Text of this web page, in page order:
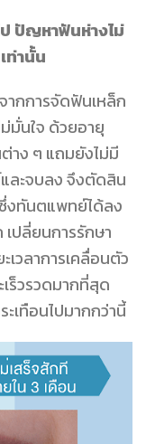
ปัญหาฟันห่างไม่
ท่านั้น
ากการจัดฟันเหล็ก
มั่นใจ ด้วยอายุ
าง ๆ แถมยังไม่มี
ละจบลง จึงตัดสิน
งทันตแพทย์ได้ลง
ปลี่ยนการรักษา
เวลาการเคลื่อนตัว
ร็วรวดมากที่สุด
เทือนไปมากกว่านี้